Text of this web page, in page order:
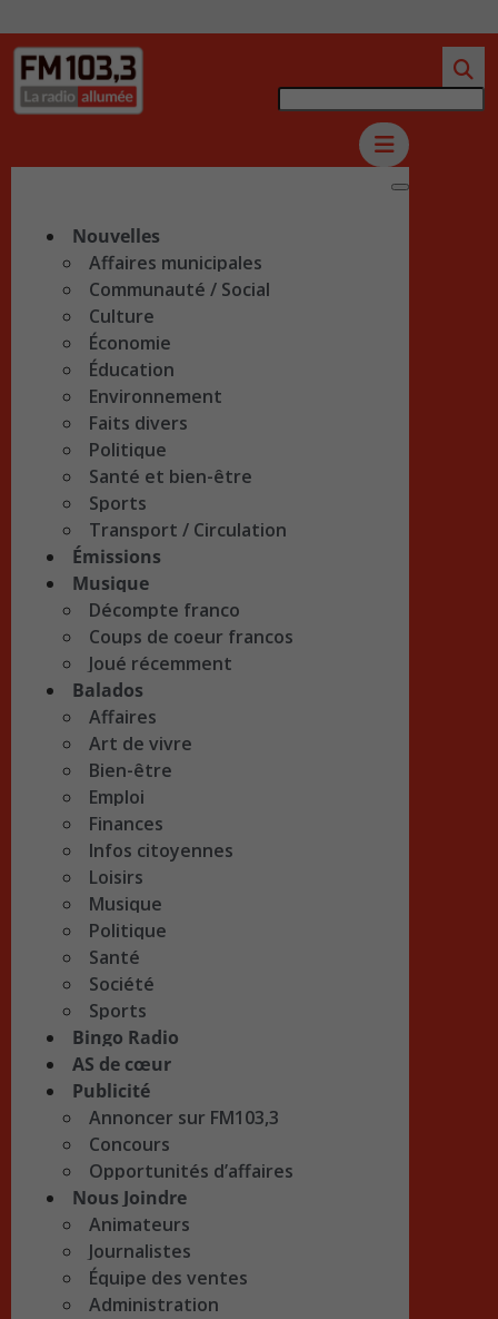
Nouvelles
Affaires municipales
Communauté / Social
Culture
Économie
Éducation
Environnement
Faits divers
Politique
Santé et bien-être
Sports
Transport / Circulation
Émissions
Musique
Décompte franco
Coups de coeur francos
Joué récemment
Balados
Affaires
Art de vivre
Bien-être
Emploi
Finances
Infos citoyennes
Loisirs
Musique
Politique
Santé
Société
Sports
Bingo Radio
AS de cœur
Publicité
Annoncer sur FM103,3
Concours
Opportunités d’affaires
Nous Joindre
Animateurs
Journalistes
Équipe des ventes
Administration